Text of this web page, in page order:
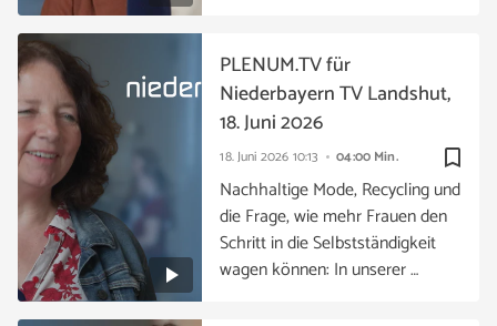
bookmark_border
18. Juni 2026 10:13 04:00 Min.
PLENUM.TV für
Niederbayern TV Landshut,
18. Juni 2026
Nachhaltige Mode, Recycling und
die Frage, wie mehr Frauen den
Schritt in die Selbstständigkeit
wagen können: In unserer …